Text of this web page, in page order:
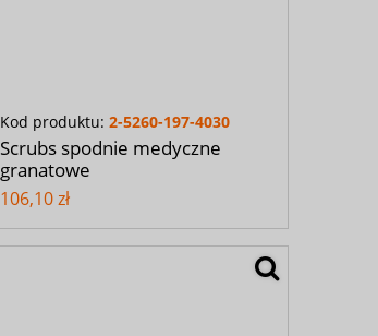
Kod produktu: 2-5260-197-4030
Scrubs spodnie medyczne
granatowe
106,10 zł